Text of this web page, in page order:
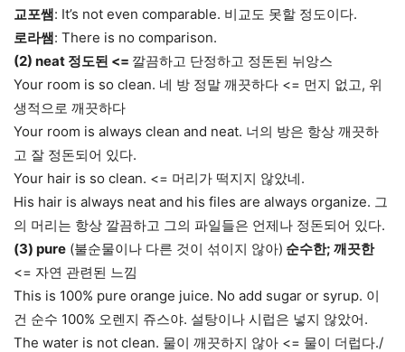
교포쌤: It’s not even comparable. 비교도 못할 정도이다.
로라쌤: There is no comparison.
(2) neat 정도된 <= 깔끔하고 단정하고 정돈된 뉘앙스
Your room is so clean. 네 방 정말 깨끗하다 <= 먼지 없고, 위
생적으로 깨끗하다
Your room is always clean and neat. 너의 방은 항상 깨끗하
고 잘 정돈되어 있다.
Your hair is so clean. <= 머리가 떡지지 않았네.
His hair is always neat and his files are always organize. 그
의 머리는 항상 깔끔하고 그의 파일들은 언제나 정돈되어 있다.
(3) pure (불순물이나 다른 것이 섞이지 않아) 순수한; 깨끗한
<= 자연 관련된 느낌
This is 100% pure orange juice. No add sugar or syrup. 이
건 순수 100% 오렌지 쥬스야. 설탕이나 시럽은 넣지 않았어.
The water is not clean. 물이 깨끗하지 않아 <= 물이 더럽다./